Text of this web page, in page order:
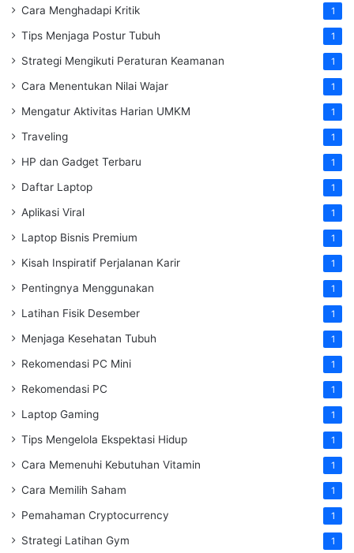
Cara Menghadapi Kritik 1
Tips Menjaga Postur Tubuh 1
Strategi Mengikuti Peraturan Keamanan 1
Cara Menentukan Nilai Wajar 1
Mengatur Aktivitas Harian UMKM 1
Traveling 1
HP dan Gadget Terbaru 1
Daftar Laptop 1
Aplikasi Viral 1
Laptop Bisnis Premium 1
Kisah Inspiratif Perjalanan Karir 1
Pentingnya Menggunakan 1
Latihan Fisik Desember 1
Menjaga Kesehatan Tubuh 1
Rekomendasi PC Mini 1
Rekomendasi PC 1
Laptop Gaming 1
Tips Mengelola Ekspektasi Hidup 1
Cara Memenuhi Kebutuhan Vitamin 1
Cara Memilih Saham 1
Pemahaman Cryptocurrency 1
Strategi Latihan Gym 1